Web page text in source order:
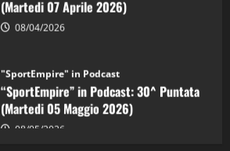
08/04/2026
“SportEmpire” in Podcast: 30^ Puntata
(Martedi 05 Maggio 2026)
08/05/2026